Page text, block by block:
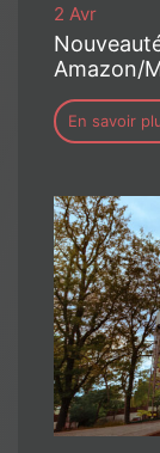
2 Avr
Amazon/
En savoir